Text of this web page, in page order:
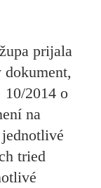
prijala
10/2014 o
na
tried